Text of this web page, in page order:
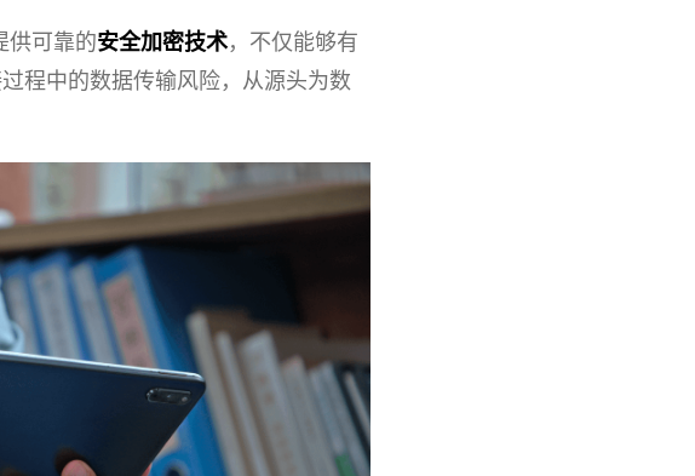
供可靠的安全加密技术，不仅能够有
程中的数据传输风险，从源头为数